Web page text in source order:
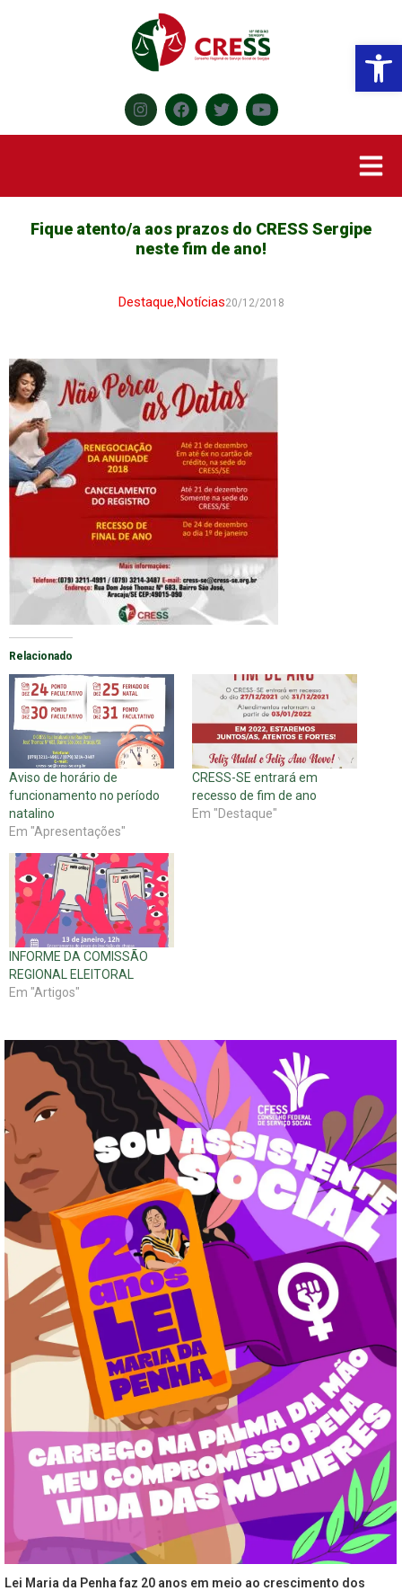
Fique atento/a aos prazos do CRESS Sergipe
neste fim de ano!
Destaque,Notícias20/12/2018
Relacionado
Aviso de horário de
funcionamento no período
natalino
Em "Apresentações"
CRESS-SE entrará em
recesso de fim de ano
Em "Destaque"
INFORME DA COMISSÃO
REGIONAL ELEITORAL
Em "Artigos"
Lei Maria da Penha faz 20 anos em meio ao crescimento dos